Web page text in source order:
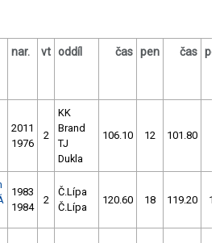
nar. vt oddíl čas pen čas pen
2011
1976
2
KK
Brand
TJ
Dukla
106.10 12 101.80
1983
1984
2
Č.Lípa
Č.Lípa
120.60 18 119.20 12